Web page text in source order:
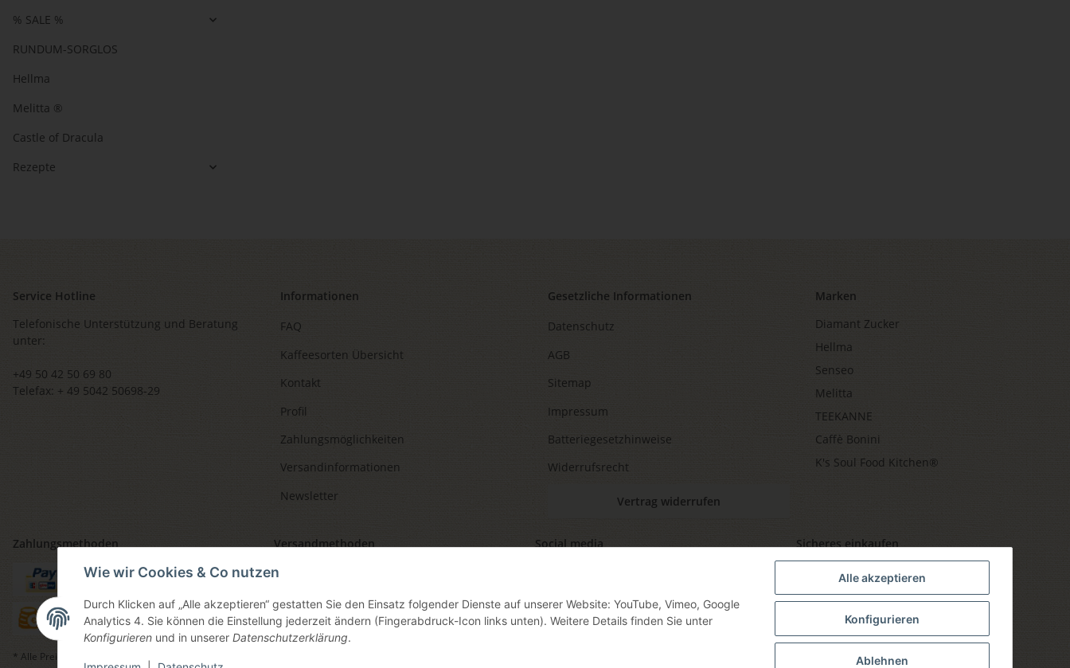
Alle akzeptieren
Konfigurieren
Ablehnen
Wie wir Cookies & Co nutzen
Durch Klicken auf „Alle akzeptieren“ gestatten Sie den Einsatz folgender Dienste auf unserer Website: YouTube, Vimeo, Google
Analytics 4. Sie können die Einstellung jederzeit ändern (Fingerabdruck-Icon links unten). Weitere Details finden Sie unter
Konfigurieren und in unserer Datenschutzerklärung.
% SALE %
RUNDUM-SORGLOS
Hellma
Melitta ®
Castle of Dracula
Rezepte
Service Hotline
Telefonische Unterstützung und Beratung
unter:
+49 50 42 50 69 80
Telefax: + 49 5042 50698-29
Informationen
FAQ
Kaffeesorten Übersicht
Kontakt
Profil
Zahlungsmöglichkeiten
Versandinformationen
Newsletter
Gesetzliche Informationen
Datenschutz
AGB
Sitemap
Impressum
Batteriegesetzhinweise
Widerrufsrecht
Vertrag widerrufen
Marken
Diamant Zucker
Hellma
Senseo
Melitta
TEEKANNE
Caffè Bonini
K's Soul Food Kitchen®
Zahlungsmethoden Versandmethoden Social media Sicheres einkaufen
* Alle Preise inkl. gesetzlicher USt., zzgl.